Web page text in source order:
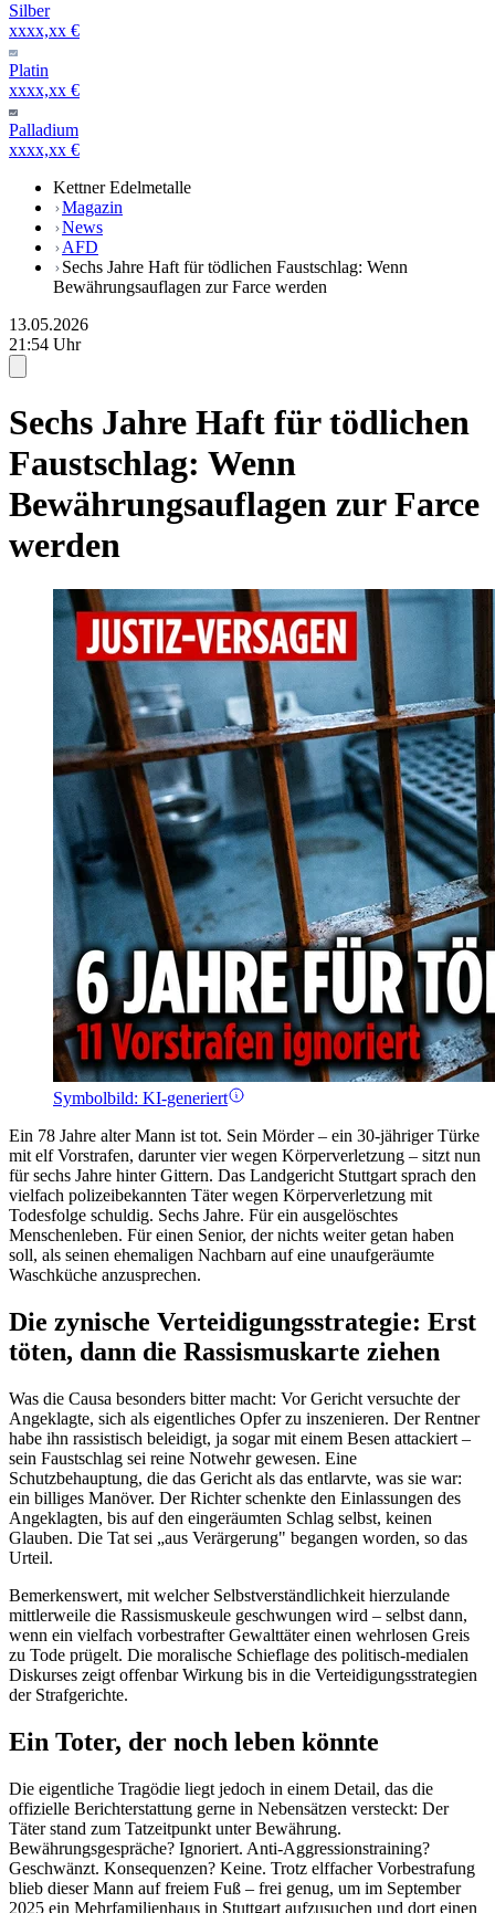
Silber
xxxx,xx €
Platin
xxxx,xx €
Palladium
xxxx,xx €
Kettner Edelmetalle
Magazin
News
AFD
Sechs Jahre Haft für tödlichen Faustschlag: Wenn
Bewährungsauflagen zur Farce werden
13.05.2026
21:54 Uhr
Sechs Jahre Haft für tödlichen
Faustschlag: Wenn
Bewährungsauflagen zur Farce
werden
Symbolbild: KI-generiert
Ein 78 Jahre alter Mann ist tot. Sein Mörder – ein 30-jähriger Türke
mit elf Vorstrafen, darunter vier wegen Körperverletzung – sitzt nun
für sechs Jahre hinter Gittern. Das Landgericht Stuttgart sprach den
vielfach polizeibekannten Täter wegen Körperverletzung mit
Todesfolge schuldig. Sechs Jahre. Für ein ausgelöschtes
Menschenleben. Für einen Senior, der nichts weiter getan haben
soll, als seinen ehemaligen Nachbarn auf eine unaufgeräumte
Waschküche anzusprechen.
Die zynische Verteidigungsstrategie: Erst
töten, dann die Rassismuskarte ziehen
Was die Causa besonders bitter macht: Vor Gericht versuchte der
Angeklagte, sich als eigentliches Opfer zu inszenieren. Der Rentner
habe ihn rassistisch beleidigt, ja sogar mit einem Besen attackiert –
sein Faustschlag sei reine Notwehr gewesen. Eine
Schutzbehauptung, die das Gericht als das entlarvte, was sie war:
ein billiges Manöver. Der Richter schenkte den Einlassungen des
Angeklagten, bis auf den eingeräumten Schlag selbst, keinen
Glauben. Die Tat sei „aus Verärgerung" begangen worden, so das
Urteil.
Bemerkenswert, mit welcher Selbstverständlichkeit hierzulande
mittlerweile die Rassismuskeule geschwungen wird – selbst dann,
wenn ein vielfach vorbestrafter Gewalttäter einen wehrlosen Greis
zu Tode prügelt. Die moralische Schieflage des politisch-medialen
Diskurses zeigt offenbar Wirkung bis in die Verteidigungsstrategien
der Strafgerichte.
Ein Toter, der noch leben könnte
Die eigentliche Tragödie liegt jedoch in einem Detail, das die
offizielle Berichterstattung gerne in Nebensätzen versteckt: Der
Täter stand zum Tatzeitpunkt unter Bewährung.
Bewährungsgespräche? Ignoriert. Anti-Aggressionstraining?
Geschwänzt. Konsequenzen? Keine. Trotz elffacher Vorbestrafung
blieb dieser Mann auf freiem Fuß – frei genug, um im September
2025 ein Mehrfamilienhaus in Stuttgart aufzusuchen und dort einen